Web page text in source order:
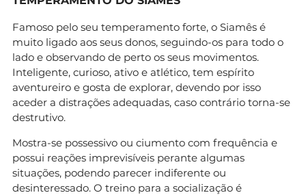
Famoso pelo seu temperamento forte, o Siamês é
muito ligado aos seus donos, seguindo-os para todo o
lado e observando de perto os seus movimentos.
Inteligente, curioso, ativo e atlético, tem espírito
aventureiro e gosta de explorar, devendo por isso
aceder a distrações adequadas, caso contrário torna-se
destrutivo.
Mostra-se possessivo ou ciumento com frequência e
possui reações imprevisíveis perante algumas
situações, podendo parecer indiferente ou
desinteressado. O treino para a socialização é